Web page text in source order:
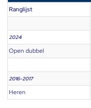
Ranglijst
2024
Open dubbel
2016-2017
Heren